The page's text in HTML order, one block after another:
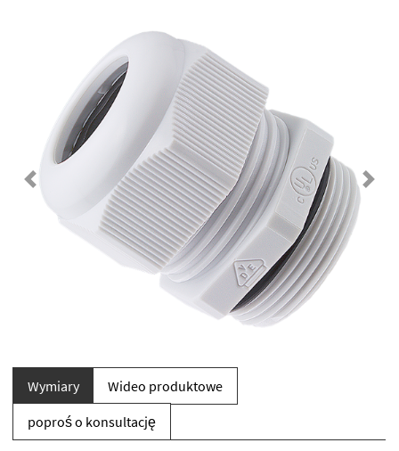
Previous Next
Wymiary
Wideo produktowe
poproś o konsultację